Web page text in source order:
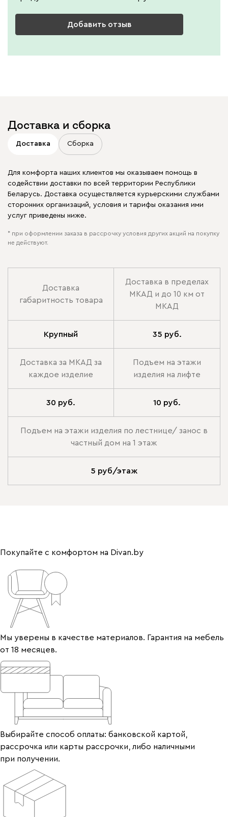
Добавить отзыв
Доставка и сборка
Доставка Сборка
Для комфорта наших клиентов мы оказываем помощь в
содействии доставки по всей территории Республики
Беларусь. Доставка осуществляется курьерскими службами
сторонних организаций, условия и тарифы оказания ими
услуг приведены ниже.
* при оформлении заказа в рассрочку условия других акций на покупку
не действуют.
Доставка
габаритность товара
Доставка в пределах
МКАД и до 10 км от
МКАД
Крупный 35 руб.
Доставка за МКАД за
каждое изделие
Подъем на этажи
изделия на лифте
30 руб. 10 руб.
Подъем на этажи изделия по лестнице/ занос в
частный дом на 1 этаж
5 руб/этаж
Покупайте с комфортом на Divan.by
Мы уверены в качестве материалов. Гарантия на мебель
от 18 месяцев.
Выбирайте способ оплаты: банковской картой,
рассрочка или карты рассрочки, либо наличными
при получении.